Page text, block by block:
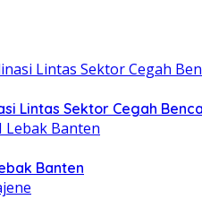
Lintas Sektor Cegah
Banten